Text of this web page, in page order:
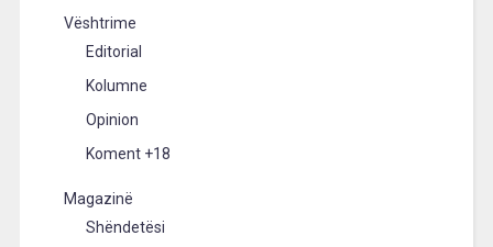
Vështrime
Editorial
Kolumne
Opinion
Koment +18
Magazinë
Shëndetësi